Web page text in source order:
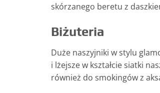
skórzanego beretu z
Biżuteria
Duże naszyjniki w stylu
i lżejsze w kształcie siatki
również do smokingów z